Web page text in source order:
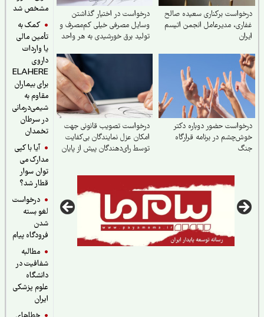
مشخص شد
کمک به
تأمین مالی
یا واردات
داروی
ELAHERE
برای بیماران
مقاوم به
شیمی‌درمانی
در سرطان
تخمدان
آیا با کپی
مدارک می
توان سوار
قطار شد؟
درخواست
لغو بسته
فرودگاه پیام
مطالبه
شفافیت در
دانشگاه
علوم پزشکی
برکناری سعیده صالح
مدیرعامل انجمن اتیسم
درخواست در اختیار گذاشتن
وسایل مصرفی خیلی کم‌مصرف و
تولید برق خورشیدی به هر واحد
حضور دوباره دکتر
در برنامه قرارگاه
درخواست تصویب قانونی جهت
امکان عزل نمایندگان بی‌کفایت
توسط رای‌دهندگان پیش از پایان